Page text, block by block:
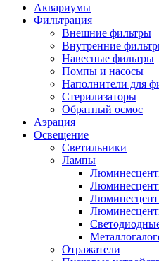
Аквариумы
Фильтрация
Внешние фильтры
Внутренние
Навесные фильтры
Помпы и насосы
Наполнители для
Стерилизаторы
Обратный осмос
Аэрация
Освещение
Светильники
Лампы
Отражатели